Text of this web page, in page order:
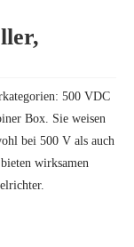
500 VDC
Box. Sie weisen
bei 500 V als auch
wirksamen